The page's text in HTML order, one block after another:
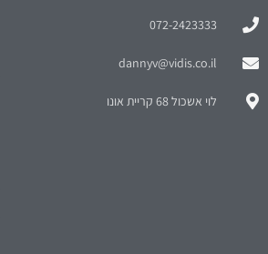
072-2423333
dannyv@vidis.co.il
לוי אשכול 68 קריית אונו